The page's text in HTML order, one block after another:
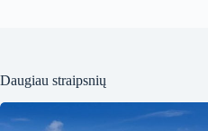
Daugiau straipsnių